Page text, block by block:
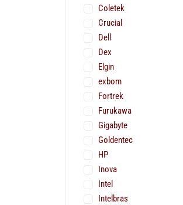
Coletek
Crucial
Dell
Dex
Elgin
exbom
Fortrek
Furukawa
Gigabyte
Goldentec
HP
Inova
Intel
Intelbras